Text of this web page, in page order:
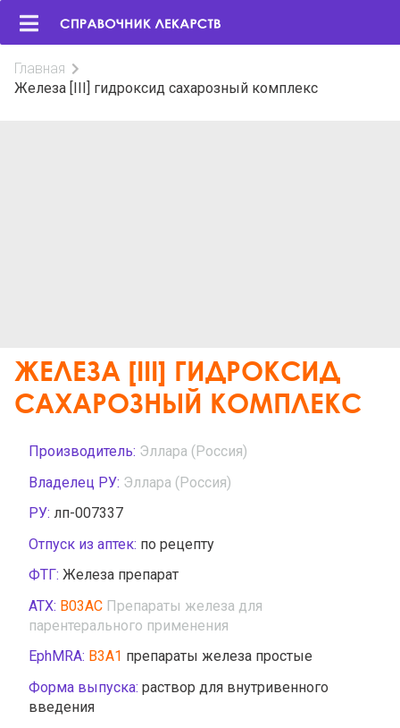
Главная
Железа [III] гидроксид сахарозный комплекс
ЖЕЛЕЗА [III] ГИДРОКСИД
САХАРОЗНЫЙ КОМПЛЕКС
Производитель: Эллара (Россия)
Владелец РУ: Эллара (Россия)
РУ: лп-007337
Отпуск из аптек: по рецепту
ФТГ: Железа препарат
АТХ: B03AC Препараты железа для
парентерального применения
EphMRA: B3A1 препараты железа простые
Форма выпуска: раствор для внутривенного
введения